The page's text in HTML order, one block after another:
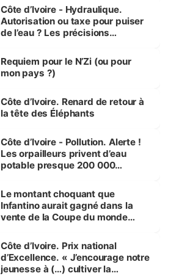
Côte d’Ivoire - Hydraulique.
Autorisation ou taxe pour puiser
de l’eau ? Les précisions
Requiem pour le N’Zi (ou pour
mon pays ?)
Côte d’Ivoire. Renard de retour à
la tête des Éléphants
Côte d’Ivoire - Pollution. Alerte !
Les orpailleurs privent d’eau
potable presque 200 000
Le montant choquant que
Infantino aurait gagné dans la
vente de la Coupe du monde
Côte d’Ivoire. Prix national
d’Excellence. « J’encourage notre
jeunesse à (…) cultiver la